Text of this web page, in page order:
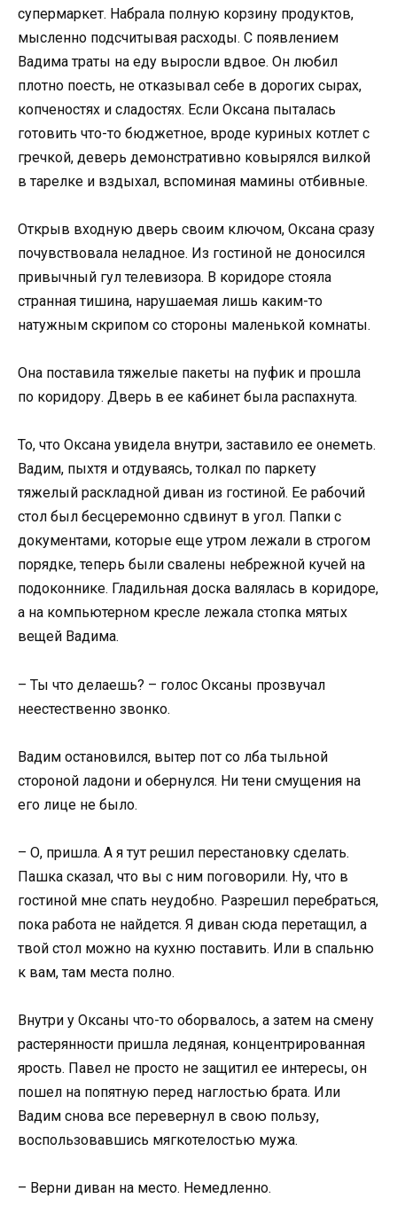
супермаркет. Набрала полную корзину продуктов,
мысленно подсчитывая расходы. С появлением
Вадима траты на еду выросли вдвое. Он любил
плотно поесть, не отказывал себе в дорогих сырах,
копченостях и сладостях. Если Оксана пыталась
готовить что-то бюджетное, вроде куриных котлет с
гречкой, деверь демонстративно ковырялся вилкой
в тарелке и вздыхал, вспоминая мамины отбивные.
Открыв входную дверь своим ключом, Оксана сразу
почувствовала неладное. Из гостиной не доносился
привычный гул телевизора. В коридоре стояла
странная тишина, нарушаемая лишь каким-то
натужным скрипом со стороны маленькой комнаты.
Она поставила тяжелые пакеты на пуфик и прошла
по коридору. Дверь в ее кабинет была распахнута.
То, что Оксана увидела внутри, заставило ее онеметь.
Вадим, пыхтя и отдуваясь, толкал по паркету
тяжелый раскладной диван из гостиной. Ее рабочий
стол был бесцеремонно сдвинут в угол. Папки с
документами, которые еще утром лежали в строгом
порядке, теперь были свалены небрежной кучей на
подоконнике. Гладильная доска валялась в коридоре,
а на компьютерном кресле лежала стопка мятых
вещей Вадима.
– Ты что делаешь? – голос Оксаны прозвучал
неестественно звонко.
Вадим остановился, вытер пот со лба тыльной
стороной ладони и обернулся. Ни тени смущения на
его лице не было.
– О, пришла. А я тут решил перестановку сделать.
Пашка сказал, что вы с ним поговорили. Ну, что в
гостиной мне спать неудобно. Разрешил перебраться,
пока работа не найдется. Я диван сюда перетащил, а
твой стол можно на кухню поставить. Или в спальню
к вам, там места полно.
Внутри у Оксаны что-то оборвалось, а затем на смену
растерянности пришла ледяная, концентрированная
ярость. Павел не просто не защитил ее интересы, он
пошел на попятную перед наглостью брата. Или
Вадим снова все перевернул в свою пользу,
воспользовавшись мягкотелостью мужа.
– Верни диван на место. Немедленно.